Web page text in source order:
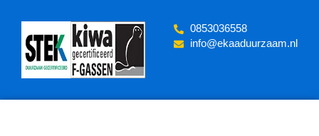
content
‪0853036558
info@ekaaduurzaam.nl